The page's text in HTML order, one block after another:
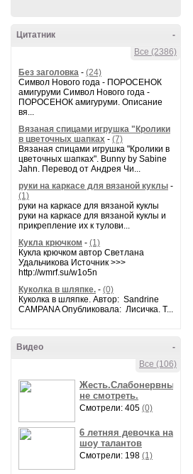
-
Цитатник
Все (2386)
Без заголовка - (24)
Символ Нового года - ПОРОСЕНОК
амигуруми Символ Нового года -
ПОРОСЕНОК амигуруми. Описание
вя...
Вязаная спицами игрушка "Кролики
в цветочных шапках - (7)
Вязаная спицами игрушка "Кролики в
цветочных шапках". Bunny by Sabine
Jahn. Перевод от Андрея Чи...
руки на каркасе для вязаной куклы -
(1)
руки на каркасе для вязаной куклы
руки на каркасе для вязаной куклы и
прикрепление их к тулови...
Кукла крючком - (1)
Кукла крючком автор Светлана
Удальчикова Источник >>>
http://wmrf.su/w1o5n
Куколка в шляпке. - (0)
Куколка в шляпке. Автор: Sandrine
CAMPANA Опубликовала: Лисичка. Т...
-
Видео
Все (106)
Жесть.Слабонервным
не смотреть.
Смотрели: 405 (0)
6 летняя девочка на
шоу талантов
Смотрели: 198 (1)